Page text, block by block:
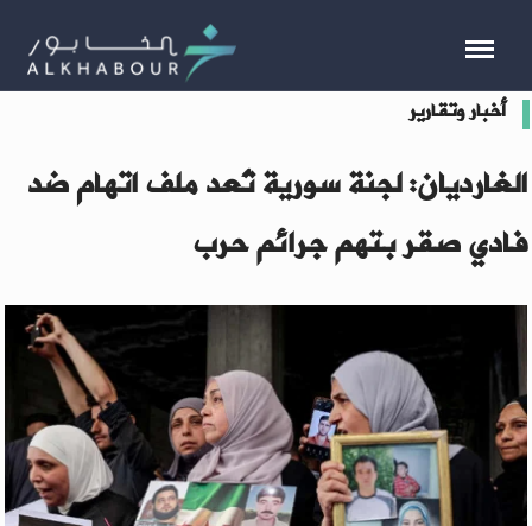
أخبار وتقارير
الغارديان: لجنة سورية تُعد ملف اتهام ضد
فادي صقر بتهم جرائم حرب